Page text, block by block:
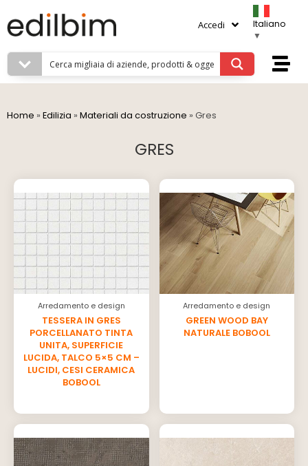
Accedi
Italiano
▼
Home » Edilizia » Materiali da costruzione » Gres
GRES
Arredamento e design
TESSERA IN GRES
PORCELLANATO TINTA
UNITA, SUPERFICIE
LUCIDA, TALCO 5×5 CM –
LUCIDI, CESI CERAMICA
BOBOOL
Arredamento e design
GREEN WOOD BAY
NATURALE BOBOOL